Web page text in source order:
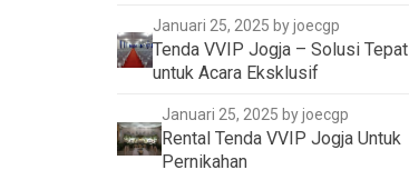
Januari 25, 2025 by joecgp
Tenda VVIP Jogja – Solusi Tepat
untuk Acara Eksklusif
Januari 25, 2025 by joecgp
Rental Tenda VVIP Jogja Untuk
Pernikahan